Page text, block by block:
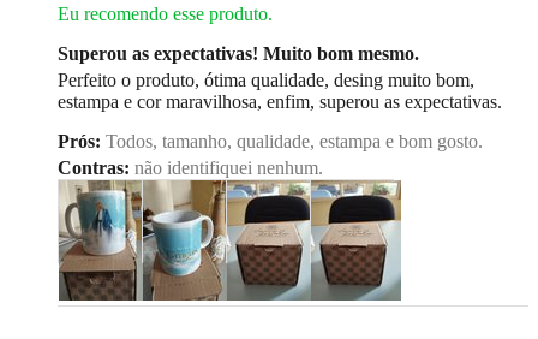
Eu recomendo esse produto.
Superou as expectativas! Muito bom mesmo.
Perfeito o produto, ótima qualidade, desing muito bom,
estampa e cor maravilhosa, enfim, superou as expectativas.
Prós: Todos, tamanho, qualidade, estampa e bom gosto.
Contras: não identifiquei nenhum.